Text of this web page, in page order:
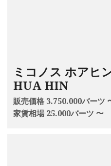
ミコノス ホアヒ
HUA HIN
販売価格 3.750.000バーツ
家賃相場 25.000バーツ 〜